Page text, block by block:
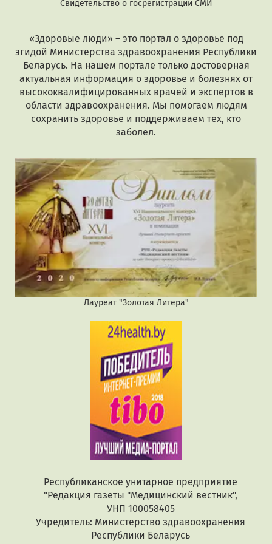
Свидетельство о госрегистрации СМИ
«Здоровые люди» – это портал о здоровье под
эгидой Министерства здравоохранения Республики
Беларусь. На нашем портале только достоверная
актуальная информация о здоровье и болезнях от
высококвалифицированных врачей и экспертов в
области здравоохранения. Мы помогаем людям
сохранить здоровье и поддерживаем тех, кто
заболел.
Лауреат "Золотая Литера"
Республиканское унитарное предприятие
"Редакция газеты "Медицинский вестник",
УНП 100058405
Учредитель: Министерство здравоохранения
Республики Беларусь